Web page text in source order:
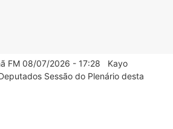
FM 08/07/2026 - 17:28 Kayo
Sessão do Plenário desta